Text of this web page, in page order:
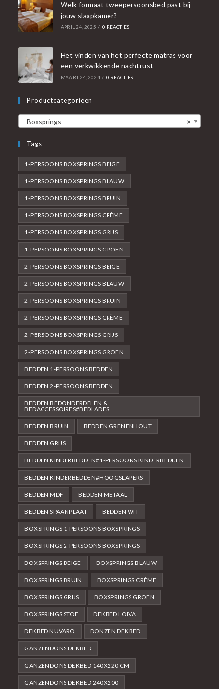
Welk formaat tweepersoonsbed past bij
jouw slaapkamer?
APRIL 24, 2025 / 0 REACTIES
Het vinden van het perfecte matras voor
een verkwikkende nachtrust
MAART 24, 2024 / 0 REACTIES
Productcategorieën
×
Boxsprings
Tags
1-PERSOONS BOXSPRINGS BEIGE
1-PERSOONS BOXSPRINGS BLAUW
1-PERSOONS BOXSPRINGS BRUIN
1-PERSOONS BOXSPRINGS CRÈME
1-PERSOONS BOXSPRINGS GRIJS
1-PERSOONS BOXSPRINGS GROEN
2-PERSOONS BOXSPRINGS BEIGE
2-PERSOONS BOXSPRINGS BLAUW
2-PERSOONS BOXSPRINGS BRUIN
2-PERSOONS BOXSPRINGS CRÈME
2-PERSOONS BOXSPRINGS GRIJS
2-PERSOONS BOXSPRINGS GROEN
BEDDEN 1-PERSOONS BEDDEN
BEDDEN 2-PERSOONS BEDDEN
BEDDEN BEDONDERDELEN &
BEDACCESSOIRES#BEDLADES
BEDDEN BRUIN BEDDEN GRENENHOUT
BEDDEN GRIJS
BEDDEN KINDERBEDDEN#1-PERSOONS KINDERBEDDEN
BEDDEN KINDERBEDDEN#HOOGSLAPERS
BEDDEN MDF BEDDEN METAAL
BEDDEN SPAANPLAAT BEDDEN WIT
BOXSPRINGS 1-PERSOONS BOXSPRINGS
BOXSPRINGS 2-PERSOONS BOXSPRINGS
BOXSPRINGS BEIGE BOXSPRINGS BLAUW
BOXSPRINGS BRUIN BOXSPRINGS CRÈME
BOXSPRINGS GRIJS BOXSPRINGS GROEN
BOXSPRINGS STOF DEKBED LOIVA
DEKBED NUVARO DONZEN DEKBED
GANZENDONS DEKBED
GANZENDONS DEKBED 140X220 CM
GANZENDONS DEKBED 240X200